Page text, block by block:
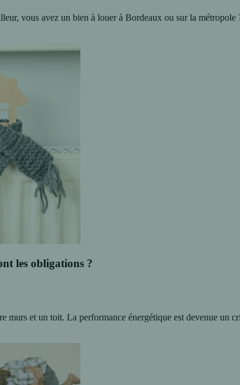
vous avez un bien à louer à Bordeaux ou sur la
les obligations ?
murs et un toit. La performance énergétique est devenue un